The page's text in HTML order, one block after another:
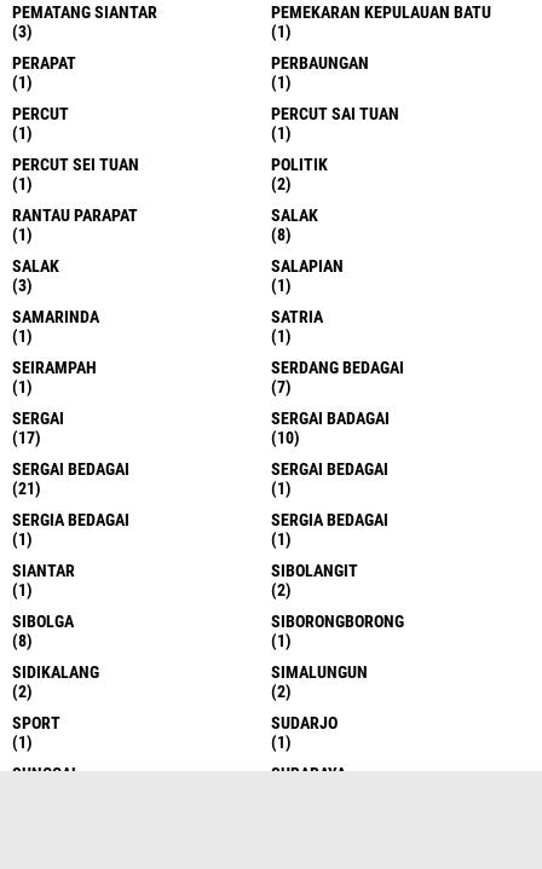
PEMATANG SIANTAR
(3)
PEMEKARAN KEPULAUAN BATU
(1)
PERAPAT
(1)
PERBAUNGAN
(1)
PERCUT
(1)
PERCUT SAI TUAN
(1)
PERCUT SEI TUAN
(1)
POLITIK
(2)
RANTAU PARAPAT
(1)
SALAK
(8)
SALAK
(3)
SALAPIAN
(1)
SAMARINDA
(1)
SATRIA
(1)
SEIRAMPAH
(1)
SERDANG BEDAGAI
(7)
SERGAI
(17)
SERGAI BADAGAI
(10)
SERGAI BEDAGAI
(21)
SERGAI BEDAGAI
(1)
SERGIA BEDAGAI
(1)
SERGIA BEDAGAI
(1)
SIANTAR
(1)
SIBOLANGIT
(2)
SIBOLGA
(8)
SIBORONGBORONG
(1)
SIDIKALANG
(2)
SIMALUNGUN
(2)
SPORT
(1)
SUDARJO
(1)
SUNGGAL
SURABAYA